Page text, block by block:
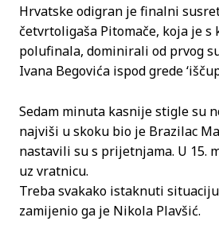
Hrvatske odigran je finalni
četvrtoligaša Pitomače, koja je s
polufinala, dominirali od prvog
Ivana Begovića ispod grede
Sedam minuta kasnije stigle su
najviši u skoku bio je Brazilac
nastavili su s prijetnjama. U 15.
uz vratnicu.
Treba svakako istaknuti
zamijenio ga je Nikola Plavšić.